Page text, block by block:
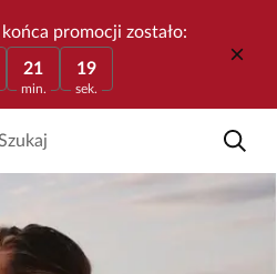
promocji zostało:
21
min.
19
sek.